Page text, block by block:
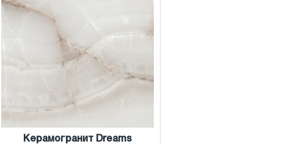
Керамогранит Dreams